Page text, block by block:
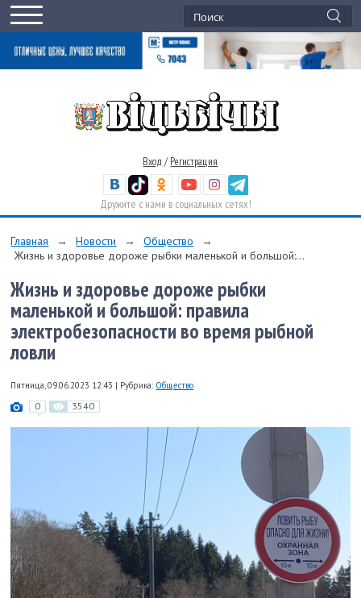
Вход / Регистрация
Дружите с нами в социальных сетях!
Главная → Новости → Общество
→
Жизнь и здоровье дороже рыбки маленькой и большой:...
Жизнь и здоровье дороже рыбки
маленькой и большой: правила
электробезопасности во время рыбной
ловли
Пятница, 09.06.2023 12:43 | Рубрика: Общество
0 3540